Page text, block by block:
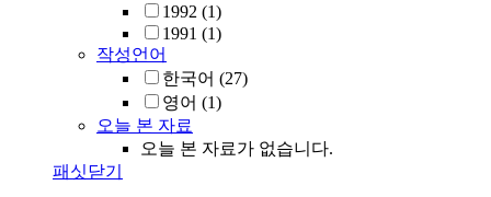
1992 (1)
1991 (1)
작성언어
한국어 (27)
영어 (1)
오늘 본 자료
오늘 본 자료가 없습니다.
패싯닫기